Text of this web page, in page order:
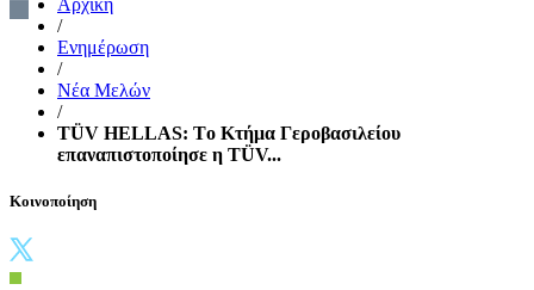
Αρχική
/
Ενημέρωση
/
Νέα Μελών
/
TÜV HELLAS: Tο Κτήμα Γεροβασιλείου
επαναπιστοποίησε η TÜV...
Κοινοποίηση